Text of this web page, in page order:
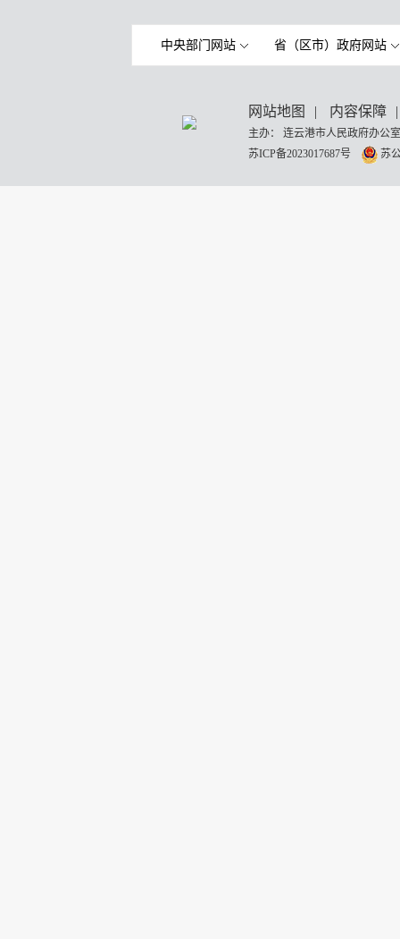
中央部门网站 省（区市）政府网站
网站地图 | 内容保障 |
主办： 连云港市人民政府办
苏ICP备2023017687号
苏